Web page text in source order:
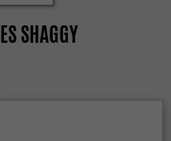
SHAGGY